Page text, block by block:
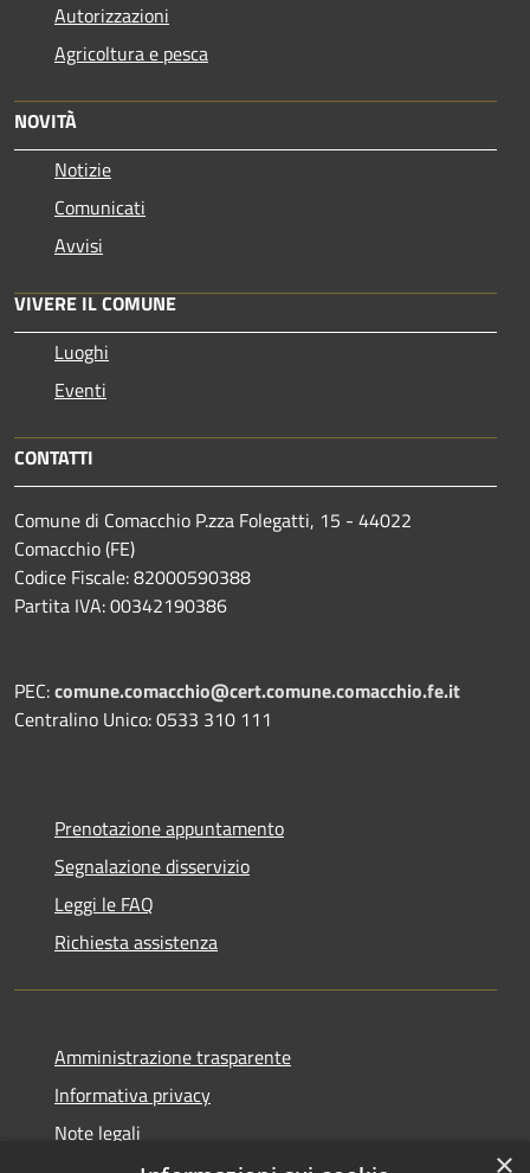
Autorizzazioni
Agricoltura e pesca
NOVITÀ
Notizie
Comunicati
Avvisi
VIVERE IL COMUNE
Luoghi
Eventi
CONTATTI
Comune di Comacchio P.zza Folegatti, 15 - 44022
Comacchio (FE)
Codice Fiscale: 82000590388
Partita IVA: 00342190386
PEC:comune.comacchio@cert.comune.comacchio.fe.it
Centralino Unico: 0533 310 111
Prenotazione appuntamento
Segnalazione disservizio
Leggi le FAQ
Richiesta assistenza
Amministrazione trasparente
Informativa privacy
Note legali
×